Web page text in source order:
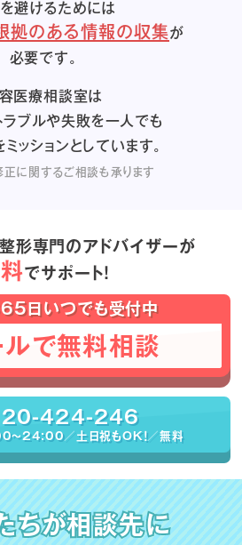
避けるためには
拠のある情報の収集が
必要です。
医療相談室は
ラブルや失敗を一人でも
ッションとしています。
に関するご相談も承ります
形専門のアドバイザーが
でサポート！
日いつでも受付中
ルで無料相談
424-246
〜24:00／土日祝もOK！／無料
ちが相談先に